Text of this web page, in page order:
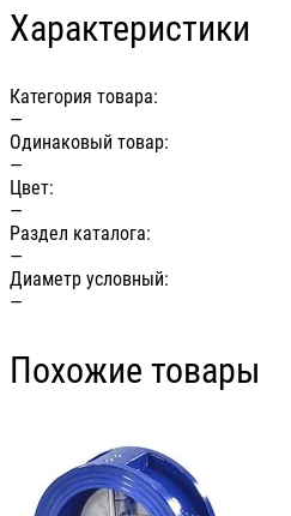
Характеристики
Категория товара:
—
Одинаковый товар:
—
Цвет:
—
Раздел каталога:
—
Диаметр условный:
—
Похожие товары